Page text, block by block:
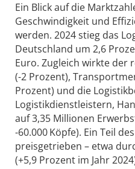
Ein Blick auf die
Geschwindigkeit und
werden. 2024 stieg das
Deutschland um 2,6
Euro. Zugleich wirkte der
(-2 Prozent),
Prozent) und die
Logistikdienstleistern,
auf 3,35 Millionen
-60.000 Köpfe). Ein Teil
preisgetrieben – etwa
(+5,9 Prozent im Jahr